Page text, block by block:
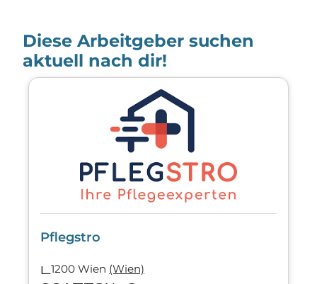
Diese Arbeitgeber suchen
aktuell nach dir!
Pflegstro
l 1200 Wien (Wien)